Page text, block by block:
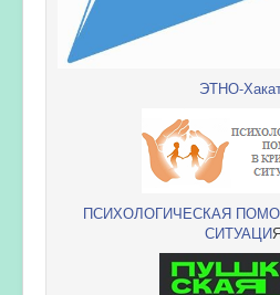
ЭТНО-
ПСИХОЛОГИЧЕСКАЯ
СИТУАЦИ